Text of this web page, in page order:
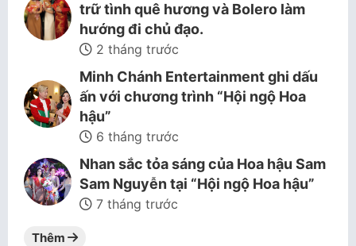
trữ tình quê hương và Bolero làm
hướng đi chủ đạo.
2 tháng trước
Minh Chánh Entertainment ghi dấu
ấn với chương trình “Hội ngộ Hoa
hậu”
6 tháng trước
Nhan sắc tỏa sáng của Hoa hậu Sam
Sam Nguyễn tại “Hội ngộ Hoa hậu”
7 tháng trước
Thêm